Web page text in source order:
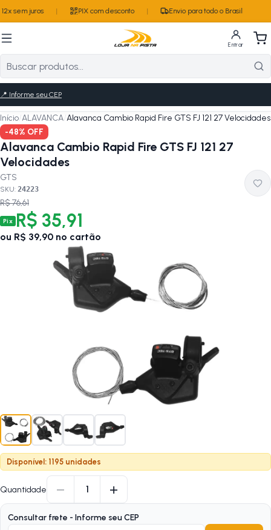
sem juros PIX com desconto Envio para todo o Brasil
Entrar
📍 Informe seu CEP
Início/ALAVANCA/Alavanca Cambio Rapid Fire GTS FJ 121 27 Velocidades
-48% OFF
Alavanca Cambio Rapid Fire GTS FJ 121 27
Velocidades
GTS
SKU: 24223
R$ 76,61
Pix R$ 35,91
ou R$ 39,90 no cartão
Disponível: 1195 unidades
Quantidade − 1 +
Consultar frete - Informe seu CEP